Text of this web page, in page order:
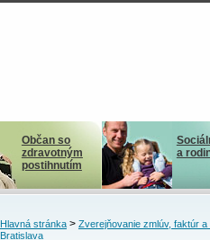
Občan so
zdravotným
postihnutím
a
Hlavná stránka> Zverejňovanie zmlúv, faktúr a
Bratislava